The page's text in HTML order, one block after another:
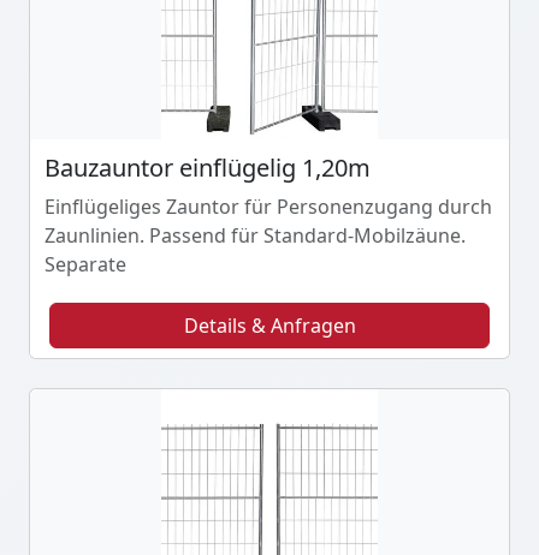
Bauzauntor einflügelig 1,20m
Einflügeliges Zauntor für Personenzugang durch
Zaunlinien. Passend für Standard-Mobilzäune.
Separate
Details & Anfragen